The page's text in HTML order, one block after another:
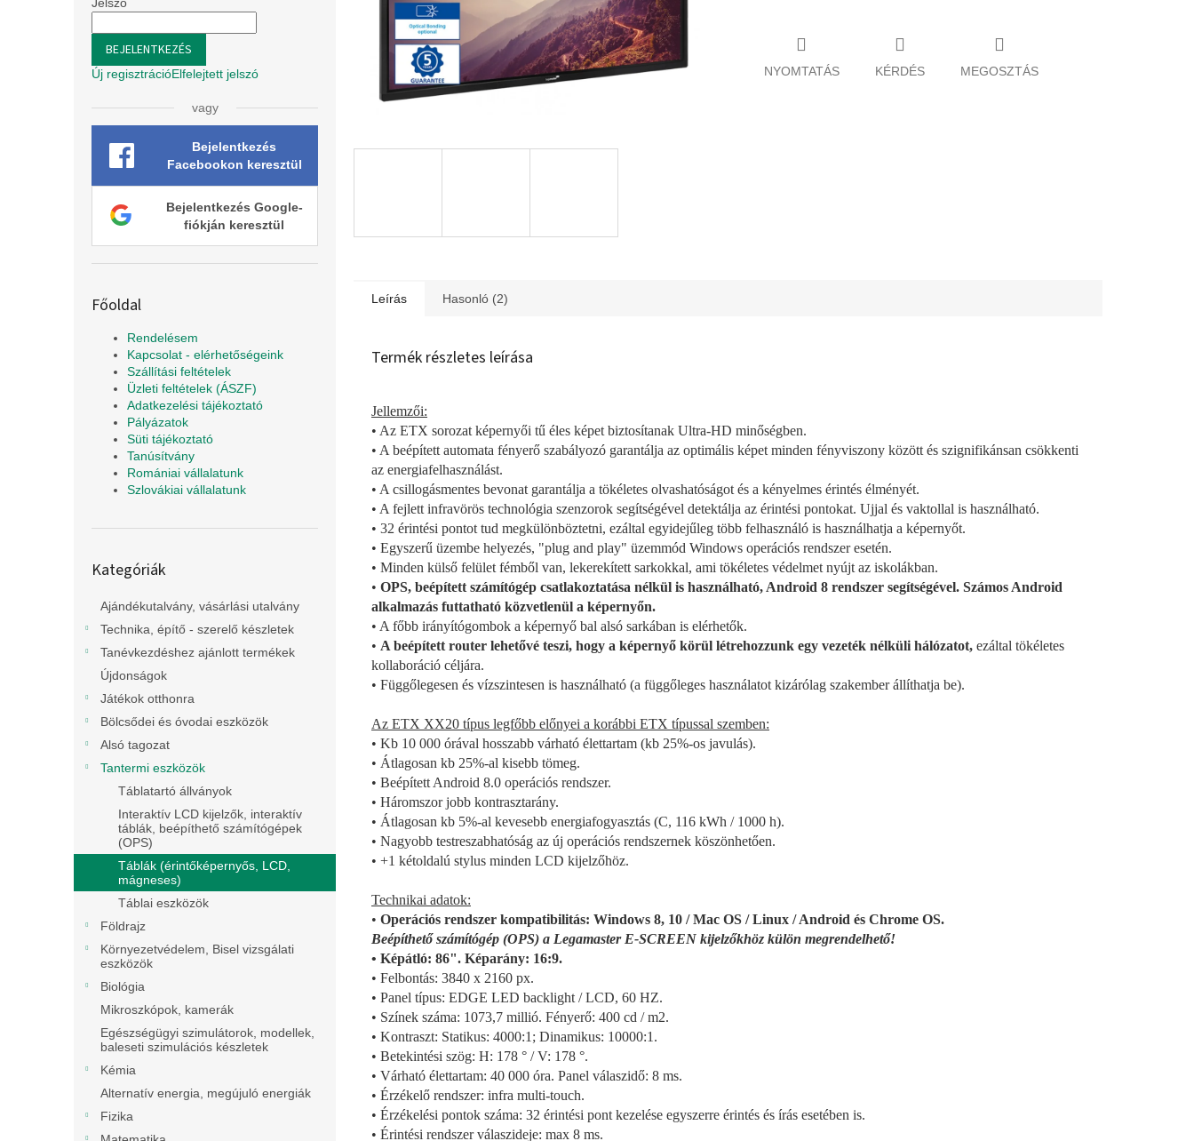
BEJELENTKEZÉS
Új regisztrációElfelejtett jelszó
vagy
Bejelentkezés
Facebookon keresztül
Bejelentkezés Google-
fiókján keresztül
Főoldal
Rendelésem
Kapcsolat - elérhetőségeink
Szállítási feltételek
Üzleti feltételek (ÁSZF)
Adatkezelési tájékoztató
Pályázatok
Süti tájékoztató
Tanúsítvány
Romániai vállalatunk
Szlovákiai vállalatunk
átugrása
Kategóriák
Ajándékutalvány, vásárlási utalvány
Technika, építő - szerelő készletek
Tanévkezdéshez ajánlott termékek
Újdonságok
Játékok otthonra
Bölcsődei és óvodai eszközök
Alsó tagozat
Tantermi eszközök
Táblatartó állványok
Interaktív LCD kijelzők, interaktív
táblák, beépíthető számítógépek
(OPS)
Táblák (érintőképernyős, LCD,
mágneses)
Táblai eszközök
Földrajz
Környezetvédelem, Bisel vizsgálati
eszközök
Biológia
Mikroszkópok, kamerák
Egészségügyi szimulátorok, modellek,
baleseti szimulációs készletek
Kémia
Alternatív energia, megújuló energiák
Fizika
NYOMTATÁS KÉRDÉS MEGOSZTÁS
Leírás Hasonló (2)
Termék részletes leírása
Jellemzői:
• Az ETX sorozat képernyői tű éles képet biztosítanak Ultra-HD minőségben.
• A beépített automata fényerő szabályozó garantálja az optimális képet minden fényviszony között és szignifikánsan csökkenti
az energiafelhasználást.
• A csillogásmentes bevonat garantálja a tökéletes olvashatóságot és a kényelmes érintés élményét.
• A fejlett infravörös technológia szenzorok segítségével detektálja az érintési pontokat. Ujjal és vaktollal is használható.
• 32 érintési pontot tud megkülönböztetni, ezáltal egyidejűleg több felhasználó is használhatja a képernyőt.
• Egyszerű üzembe helyezés, "plug and play" üzemmód Windows operációs rendszer esetén.
• Minden külső felület fémből van, lekerekített sarkokkal, ami tökéletes védelmet nyújt az iskolákban.
• OPS, beépített számítógép csatlakoztatása nélkül is használható, Android 8 rendszer segítségével. Számos Android
alkalmazás futtatható közvetlenül a képernyőn.
• A főbb irányítógombok a képernyő bal alsó sarkában is elérhetők.
• A beépített router lehetővé teszi, hogy a képernyő körül létrehozzunk egy vezeték nélküli hálózatot, ezáltal tökéletes
kollaboráció céljára.
• Függőlegesen és vízszintesen is használható (a függőleges használatot kizárólag szakember állíthatja be).
Az ETX XX20 típus legfőbb előnyei a korábbi ETX típussal szemben:
• Kb 10 000 órával hosszabb várható élettartam (kb 25%-os javulás).
• Átlagosan kb 25%-al kisebb tömeg.
• Beépített Android 8.0 operációs rendszer.
• Háromszor jobb kontrasztarány.
• Átlagosan kb 5%-al kevesebb energiafogyasztás (C, 116 kWh / 1000 h).
• Nagyobb testreszabhatóság az új operációs rendszernek köszönhetően.
• +1 kétoldalú stylus minden LCD kijelzőhöz.
Technikai adatok:
• Operációs rendszer kompatibilitás: Windows 8, 10 / Mac OS / Linux / Android és Chrome OS.
Beépíthető számítógép (OPS) a Legamaster E-SCREEN kijelzőkhöz külön megrendelhető!
• Képátló: 86". Képarány: 16:9.
• Felbontás: 3840 x 2160 px.
• Panel típus: EDGE LED backlight / LCD, 60 HZ.
• Színek száma: 1073,7 millió. Fényerő: 400 cd / m2.
• Kontraszt: Statikus: 4000:1; Dinamikus: 10000:1.
• Betekintési szög: H: 178 ° / V: 178 °.
• Várható élettartam: 40 000 óra. Panel válaszidő: 8 ms.
• Érzékelő rendszer: infra multi-touch.
• Érzékelési pontok száma: 32 érintési pont kezelése egyszerre érintés és írás esetében is.
• Érintési rendszer válaszideje: max 8 ms.